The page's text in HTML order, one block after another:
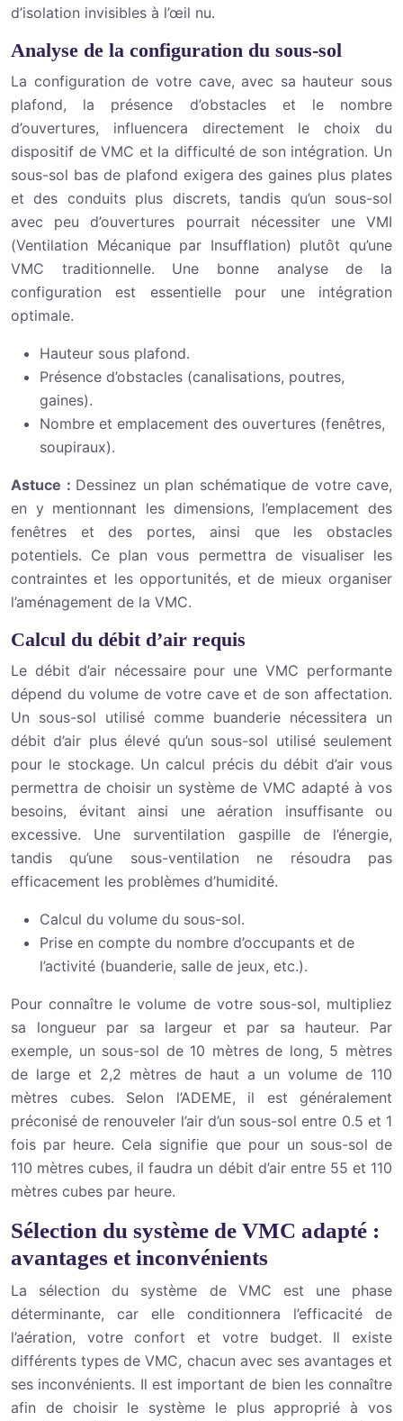
d’isolation invisibles à l’œil nu.
Analyse de la configuration du sous-sol
La configuration de votre cave, avec sa hauteur sous
plafond, la présence d’obstacles et le nombre
d’ouvertures, influencera directement le choix du
dispositif de VMC et la difficulté de son intégration. Un
sous-sol bas de plafond exigera des gaines plus plates
et des conduits plus discrets, tandis qu’un sous-sol
avec peu d’ouvertures pourrait nécessiter une VMI
(Ventilation Mécanique par Insufflation) plutôt qu’une
VMC traditionnelle. Une bonne analyse de la
configuration est essentielle pour une intégration
optimale.
Hauteur sous plafond.
Présence d’obstacles (canalisations, poutres,
gaines).
Nombre et emplacement des ouvertures (fenêtres,
soupiraux).
Astuce : Dessinez un plan schématique de votre cave,
en y mentionnant les dimensions, l’emplacement des
fenêtres et des portes, ainsi que les obstacles
potentiels. Ce plan vous permettra de visualiser les
contraintes et les opportunités, et de mieux organiser
l’aménagement de la VMC.
Calcul du débit d’air requis
Le débit d’air nécessaire pour une VMC performante
dépend du volume de votre cave et de son affectation.
Un sous-sol utilisé comme buanderie nécessitera un
débit d’air plus élevé qu’un sous-sol utilisé seulement
pour le stockage. Un calcul précis du débit d’air vous
permettra de choisir un système de VMC adapté à vos
besoins, évitant ainsi une aération insuffisante ou
excessive. Une surventilation gaspille de l’énergie,
tandis qu’une sous-ventilation ne résoudra pas
efficacement les problèmes d’humidité.
Calcul du volume du sous-sol.
Prise en compte du nombre d’occupants et de
l’activité (buanderie, salle de jeux, etc.).
Pour connaître le volume de votre sous-sol, multipliez
sa longueur par sa largeur et par sa hauteur. Par
exemple, un sous-sol de 10 mètres de long, 5 mètres
de large et 2,2 mètres de haut a un volume de 110
mètres cubes. Selon l’ADEME, il est généralement
préconisé de renouveler l’air d’un sous-sol entre 0.5 et 1
fois par heure. Cela signifie que pour un sous-sol de
110 mètres cubes, il faudra un débit d’air entre 55 et 110
mètres cubes par heure.
Sélection du système de VMC adapté :
avantages et inconvénients
La sélection du système de VMC est une phase
déterminante, car elle conditionnera l’efficacité de
l’aération, votre confort et votre budget. Il existe
différents types de VMC, chacun avec ses avantages et
ses inconvénients. Il est important de bien les connaître
afin de choisir le système le plus approprié à vos